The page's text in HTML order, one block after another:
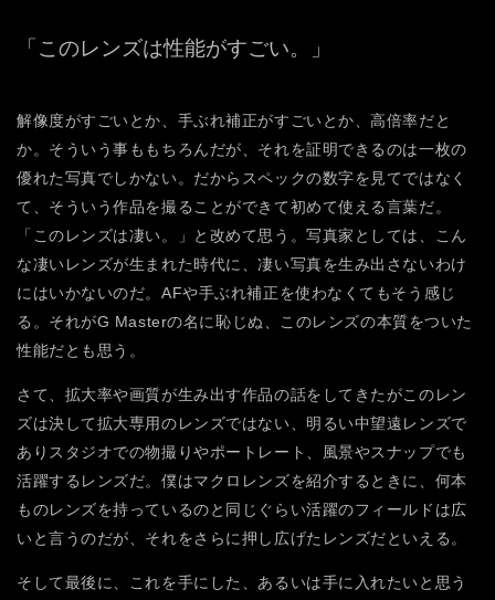
「このレンズは性能がすごい。」
解像度がすごいとか、手ぶれ補正がすごいとか、高倍率だと
か。そういう事ももちろんだが、それを証明できるのは一枚の
優れた写真でしかない。だからスペックの数字を見てではなく
て、そういう作品を撮ることができて初めて使える言葉だ。
「このレンズは凄い。」と改めて思う。写真家としては、こん
な凄いレンズが生まれた時代に、凄い写真を生み出さないわけ
にはいかないのだ。AFや手ぶれ補正を使わなくてもそう感じ
る。それがG Masterの名に恥じぬ、このレンズの本質をついた
性能だとも思う。
さて、拡大率や画質が生み出す作品の話をしてきたがこのレン
ズは決して拡大専用のレンズではない、明るい中望遠レンズで
ありスタジオでの物撮りやポートレート、風景やスナップでも
活躍するレンズだ。僕はマクロレンズを紹介するときに、何本
ものレンズを持っているのと同じぐらい活躍のフィールドは広
いと言うのだが、それをさらに押し広げたレンズだといえる。
そして最後に、これを手にした、あるいは手に入れたいと思う